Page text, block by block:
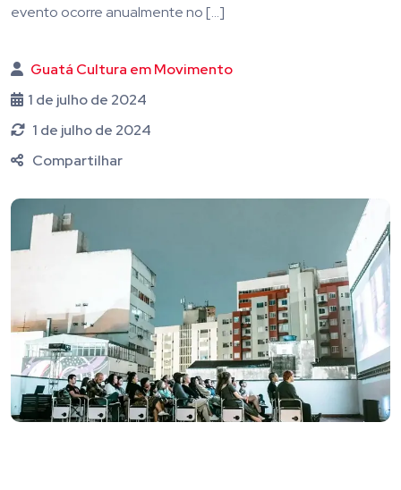
evento ocorre anualmente no […]
Guatá Cultura em Movimento
1 de julho de 2024
1 de julho de 2024
Compartilhar